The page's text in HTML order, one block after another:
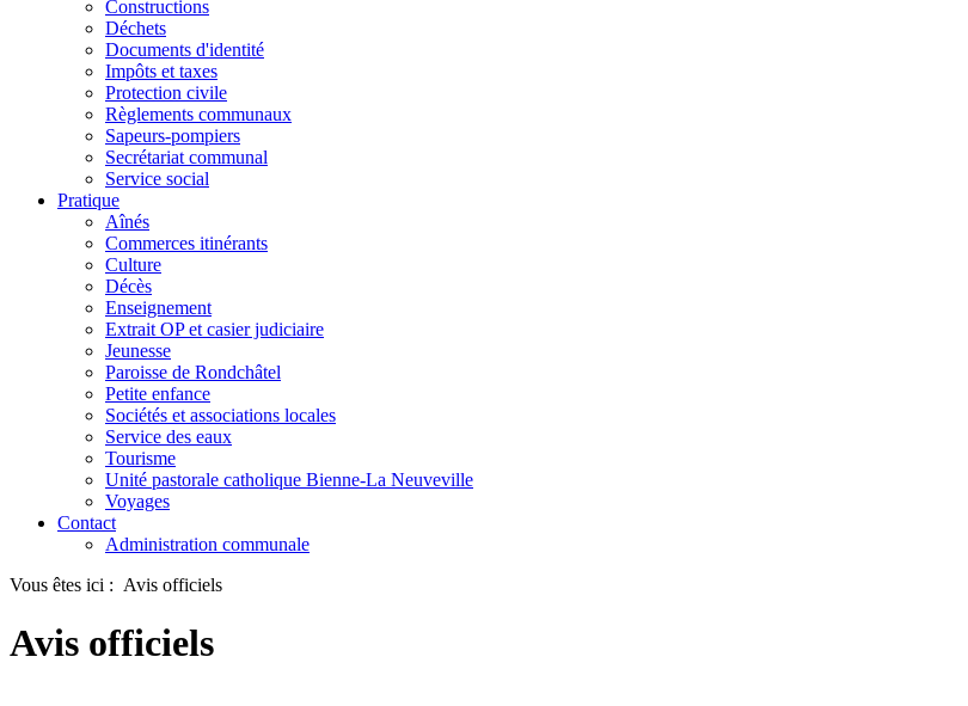
Constructions
Déchets
Documents d'identité
Impôts et taxes
Protection civile
Règlements communaux
Sapeurs-pompiers
Secrétariat communal
Service social
Pratique
Aînés
Commerces itinérants
Culture
Décès
Enseignement
Extrait OP et casier judiciaire
Jeunesse
Paroisse de Rondchâtel
Petite enfance
Sociétés et associations locales
Service des eaux
Tourisme
Unité pastorale catholique Bienne-La Neuveville
Voyages
Contact
Administration communale
Vous êtes ici : Avis officiels
Avis officiels